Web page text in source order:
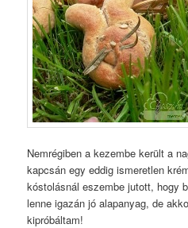
Nemrégiben a kezembe került a
kapcsán egy eddig ismeretlen
kóstolásnál eszembe jutott, hogy
lenne igazán jó alapanyag, de
kipróbáltam!